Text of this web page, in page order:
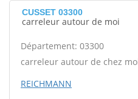
CUSSET 03300
carreleur autour de moi
Département: 03300
carreleur autour de chez
REICHMANN